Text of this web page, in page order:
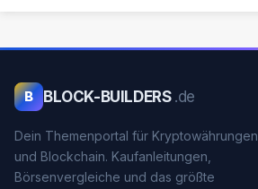
B BLOCK-BUILDERS .de
Dein Themenportal für Kryptowährungen
und Blockchain. Kaufanleitungen,
Börsenvergleiche und das größte